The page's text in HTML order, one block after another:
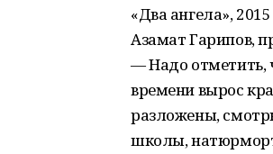
«Два ангела»,
Азамат Гарипов,
— Надо отметить,
времени вырос
разложены,
школы,